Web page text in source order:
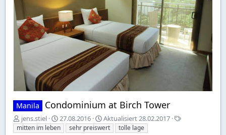
Manila Condominium at Birch Tower
E
r
jens.stiel
A
u
27.08.2016 Aktualisiert28.02.2017
S
mitten im leben sehr preiswert tolle lage